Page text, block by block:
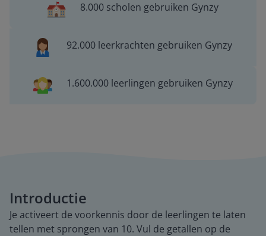
8.000 scholen gebruiken Gynzy
92.000 leerkrachten gebruiken Gynzy
1.600.000 leerlingen gebruiken Gynzy
Introductie
Je activeert de voorkennis door de leerlingen te laten
tellen met sprongen van 10. Vul de getallen op de